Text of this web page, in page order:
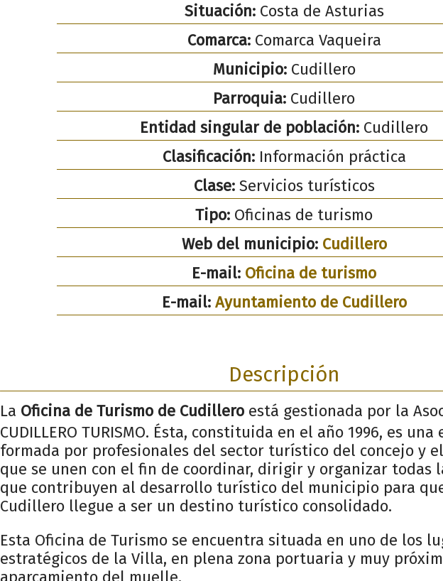
Situación:Costa de Asturias
Comarca:Comarca Vaqueira
Municipio:Cudillero
Parroquia: Cudillero
Entidad singular de población: Cudillero
Clasificación:Información práctica
Clase:Servicios turísticos
Tipo: Oficinas de turismo
Web del municipio: Cudillero
E-mail: Oficina de turismo
E-mail: Ayuntamiento de Cudillero
Descripción
La Oficina de Turismo de Cudillero está gestionada por la
CUDILLERO TURISMO. Ésta, constituida en el año 1996, es
formada por profesionales del sector turístico del concejo y
que se unen con el fin de coordinar, dirigir y organizar todas
que contribuyen al desarrollo turístico del municipio para
Cudillero llegue a ser un destino turístico consolidado.
Esta Oficina de Turismo se encuentra situada en uno de los
estratégicos de la Villa, en plena zona portuaria y muy
aparcamiento del muelle.